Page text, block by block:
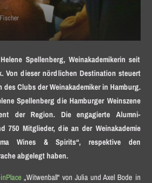
Spellenberg, Weinakademikerin seit
Von dieser nördlichen Destination steuert
Clubs der Weinakademiker in Hamburg.
Spellenberg die Hamburger Weinszene
der Region. Die engagierte Alumni-
750 Mitglieder, die an der Weinakademie
Wines & Spirits“, respektive den
abgelegt haben.
„Witwenball“ von Julia und Axel Bode in